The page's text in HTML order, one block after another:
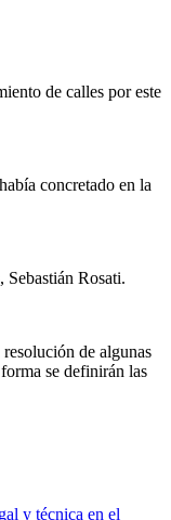
de calles por este
concretado en la
Sebastián Rosati.
de algunas
se definirán las
y técnica en el